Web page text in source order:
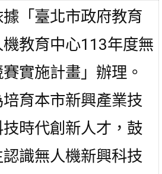
「臺北市政府教育
教育中心113年度無
實施計畫」辦理。
育本市新興產業技
時代創新人才，鼓
識無人機新興科技